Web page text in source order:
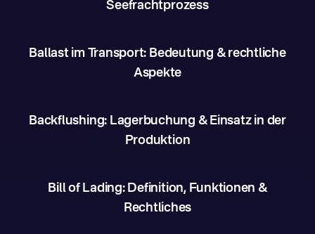
Seefrachtprozess
Ballast im Transport: Bedeutung & rechtliche
Aspekte
Backflushing: Lagerbuchung & Einsatz in der
Produktion
Bill of Lading: Definition, Funktionen &
Rechtliches